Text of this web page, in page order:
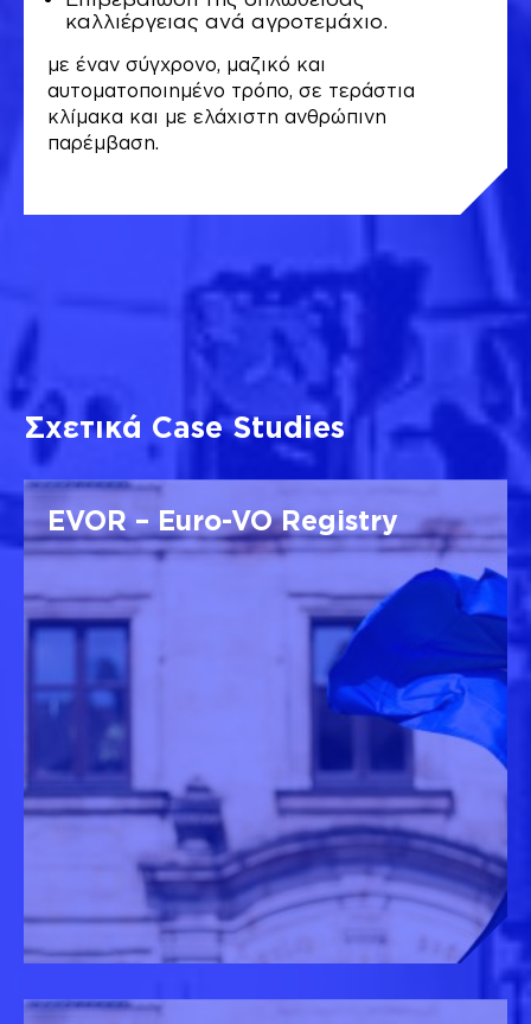
καλλιέργειας ανά αγροτεμάχιο.
με έναν σύγχρονο, μαζικό και
αυτοματοποιημένο τρόπο, σε τεράστια
κλίμακα και με ελάχιστη ανθρώπινη
παρέμβαση.
Σχετικά Case Studies
EVOR – Euro-VO Registry